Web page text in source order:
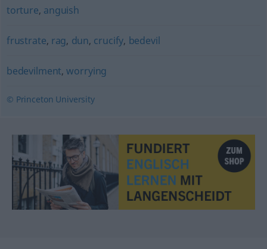
torture, anguish
frustrate, rag, dun, crucify, bedevil
bedevilment,worrying
© Princeton University